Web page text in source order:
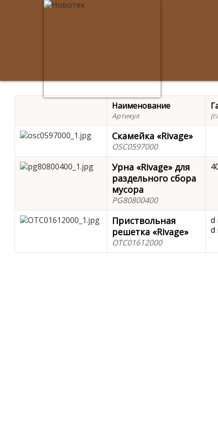
Наименование
Артикул
Скамейка «Rivage»
OSC0597000
Урна «Rivage» для
раздельного сбора
мусора
PG80800400
Приствольная
решетка «Rivage»
OTC01612000
d
d